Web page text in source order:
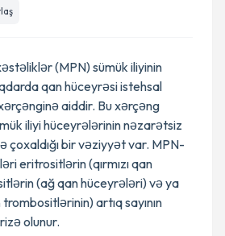
(MPN) sümük iliyinin
qan hüceyrəsi istehsal
aiddir. Bu xərçəng
iliyi hüceyrələrinin nəzarətsiz
çoxaldığı bir vəziyyət var. MPN-
eritrositlərin (qırmızı qan
(ağ qan hüceyrələri) və ya
artıq sayının
olunur.